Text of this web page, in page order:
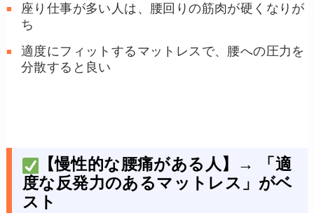
座り仕事が多い人は、腰回りの筋肉が硬くなりが
ち
適度にフィットするマットレスで、腰への圧力を
分散すると良い
【慢性的な腰痛がある人】→
「適
度な反発力のあるマットレス」がベ
スト